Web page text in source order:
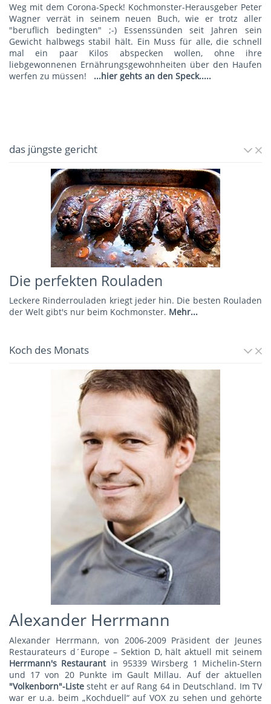
Weg mit dem Corona-Speck! Kochmonster-Herausgeber Peter
Wagner verrät in seinem neuen Buch, wie er trotz aller
"beruflich bedingten" ;-) Essenssünden seit Jahren sein
Gewicht halbwegs stabil hält. Ein Muss für alle, die schnell
mal ein paar Kilos abspecken wollen, ohne ihre
liebgewonnenen Ernährungsgewohnheiten über den Haufen
werfen zu müssen!
...hier gehts an den Speck.....
das jüngste gericht
Die perfekten Rouladen
Leckere Rinderrouladen kriegt jeder hin. Die besten Rouladen
der Welt gibt's nur beim Kochmonster. Mehr...
Koch des Monats
Alexander Herrmann
Alexander Herrmann, von 2006-2009 Präsident der Jeunes
Restaurateurs d´Europe – Sektion D, hält aktuell mit seinem
Herrmann's Restaurant in 95339 Wirsberg 1 Michelin-Stern
und 17 von 20 Punkte im Gault Millau. Auf der aktuellen
"Volkenborn"-Liste steht er auf Rang 64 in Deutschland. Im TV
war er u.a. beim „Kochduell“ auf VOX zu sehen und gehörte